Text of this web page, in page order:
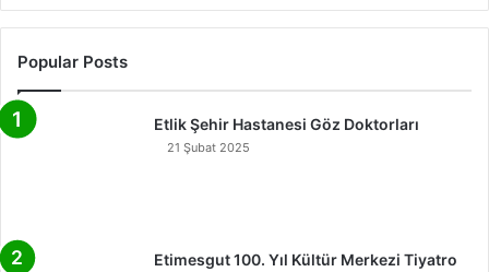
Popular Posts
Etlik Şehir Hastanesi Göz Doktorları
21 Şubat 2025
Etimesgut 100. Yıl Kültür Merkezi Tiyatro